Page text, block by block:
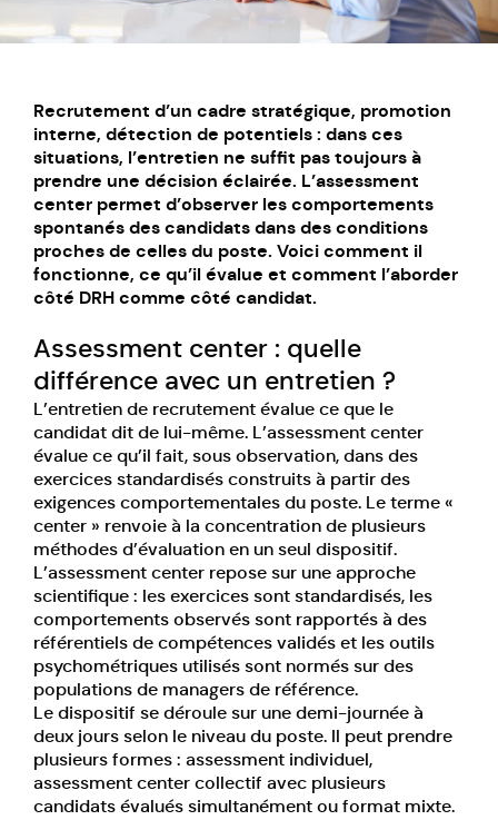
Recrutement d’un cadre stratégique, promotion
interne, détection de potentiels : dans ces
situations, l’entretien ne suffit pas toujours à
prendre une décision éclairée. L’assessment
center permet d’observer les comportements
spontanés des candidats dans des conditions
proches de celles du poste. Voici comment il
fonctionne, ce qu’il évalue et comment l’aborder
côté DRH comme côté candidat.
Assessment center : quelle
différence avec un entretien ?
L’entretien de recrutement évalue ce que le
candidat dit de lui-même. L’assessment center
évalue ce qu’il fait, sous observation, dans des
exercices standardisés construits à partir des
exigences comportementales du poste. Le terme «
center » renvoie à la concentration de plusieurs
méthodes d’évaluation en un seul dispositif.
L’assessment center repose sur une approche
scientifique : les exercices sont standardisés, les
comportements observés sont rapportés à des
référentiels de compétences validés et les outils
psychométriques utilisés sont normés sur des
populations de managers de référence.
Le dispositif se déroule sur une demi-journée à
deux jours selon le niveau du poste. Il peut prendre
plusieurs formes : assessment individuel,
assessment center collectif avec plusieurs
candidats évalués simultanément ou format mixte.